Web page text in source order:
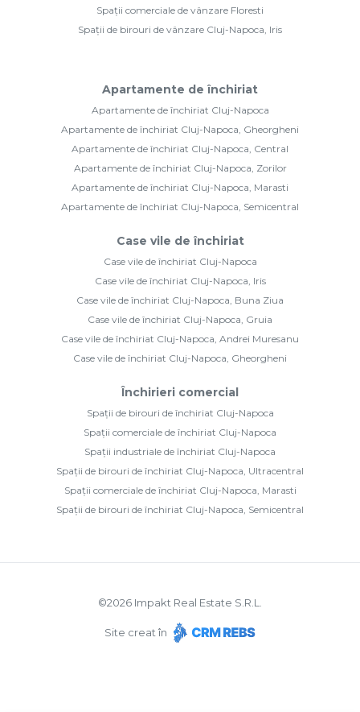
Spații comerciale de vânzare Floresti
Spații de birouri de vânzare Cluj-Napoca, Iris
Apartamente de închiriat
Apartamente de închiriat Cluj-Napoca
Apartamente de închiriat Cluj-Napoca, Gheorgheni
Apartamente de închiriat Cluj-Napoca, Central
Apartamente de închiriat Cluj-Napoca, Zorilor
Apartamente de închiriat Cluj-Napoca, Marasti
Apartamente de închiriat Cluj-Napoca, Semicentral
Case vile de închiriat
Case vile de închiriat Cluj-Napoca
Case vile de închiriat Cluj-Napoca, Iris
Case vile de închiriat Cluj-Napoca, Buna Ziua
Case vile de închiriat Cluj-Napoca, Gruia
Case vile de închiriat Cluj-Napoca, Andrei Muresanu
Case vile de închiriat Cluj-Napoca, Gheorgheni
Închirieri comercial
Spații de birouri de închiriat Cluj-Napoca
Spații comerciale de închiriat Cluj-Napoca
Spații industriale de închiriat Cluj-Napoca
Spații de birouri de închiriat Cluj-Napoca, Ultracentral
Spații comerciale de închiriat Cluj-Napoca, Marasti
Spații de birouri de închiriat Cluj-Napoca, Semicentral
©2026 Impakt Real Estate S.R.L.
Site creat în